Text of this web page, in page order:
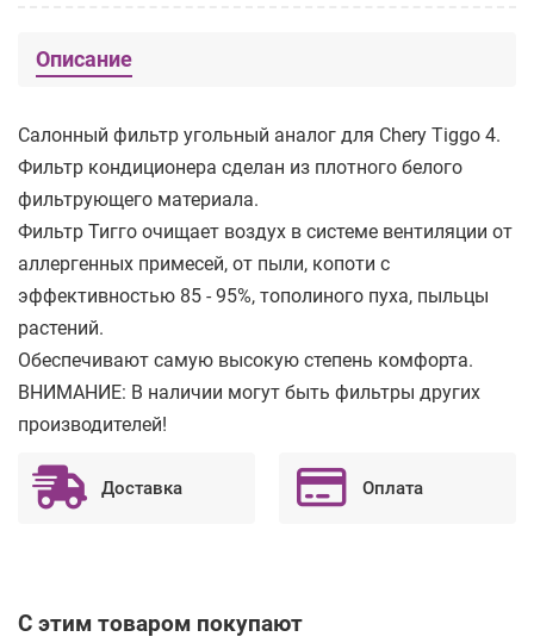
Описание
Салонный фильтр угольный аналог для Chery Tiggo 4.
Фильтр кондиционера сделан из плотного белого
фильтрующего материала.
Фильтр Тигго очищает воздух в системе вентиляции от
аллергенных примесей, от пыли, копоти с
эффективностью 85 - 95%, тополиного пуха, пыльцы
растений.
Обеспечивают самую высокую степень комфорта.
ВНИМАНИЕ: В наличии могут быть фильтры других
производителей!
Доставка Оплата
С этим товаром покупают